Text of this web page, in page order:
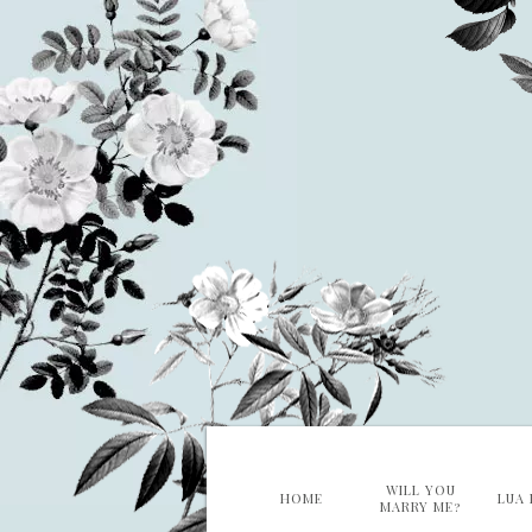
HOME
WILL YOU
MARRY ME?
LUA